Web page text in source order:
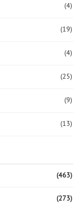
(4)
(19)
(4)
(25)
(9)
(13)
(463)
(273)